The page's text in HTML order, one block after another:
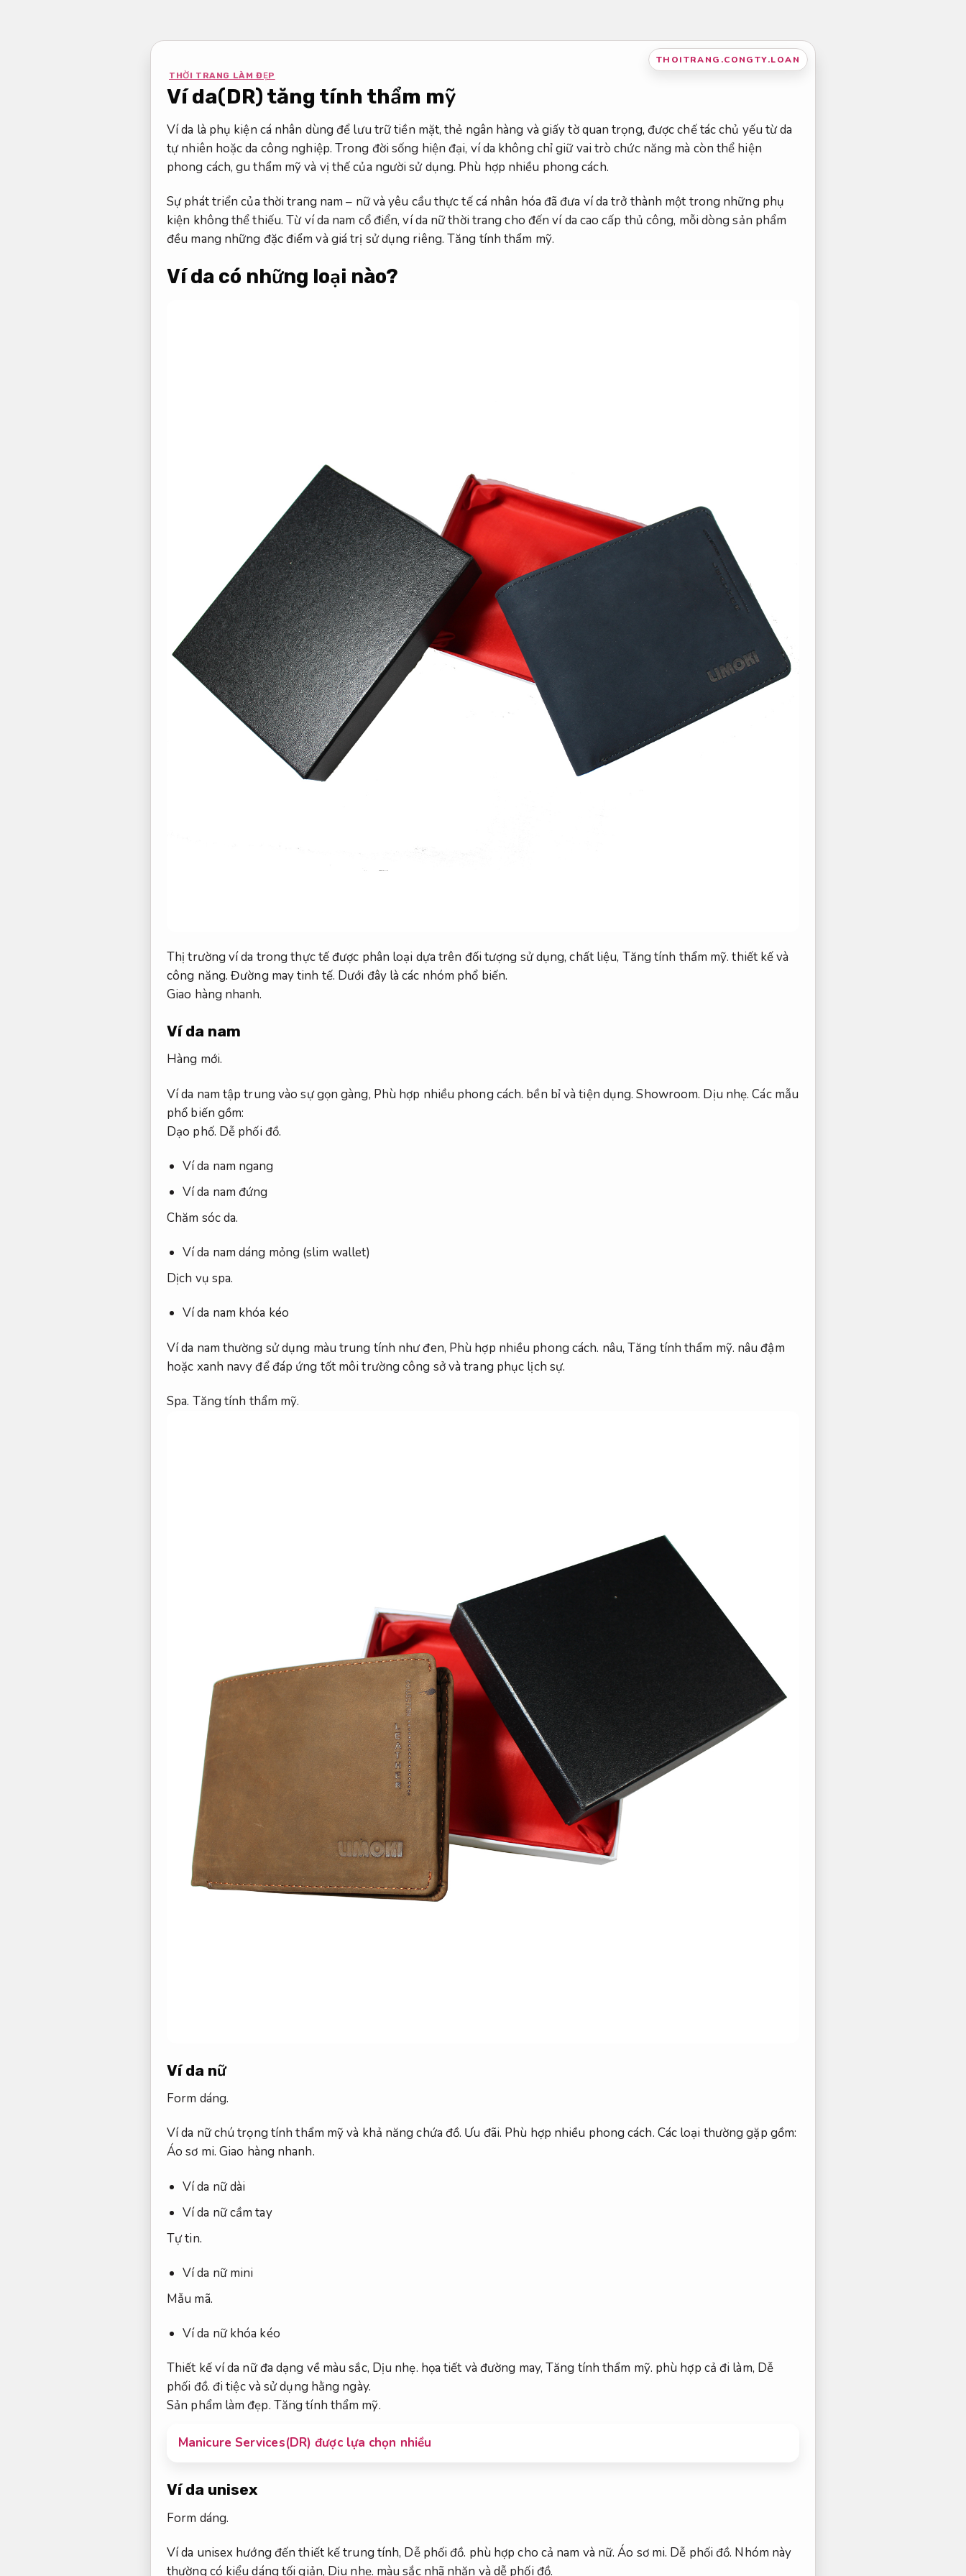
THOITRANG.CONGTY.LOAN
THỜI TRANG LÀM ĐẸP
Ví da(DR) tăng tính thẩm mỹ
Ví da là phụ kiện cá nhân dùng để lưu trữ tiền mặt, thẻ ngân hàng và giấy tờ quan trọng, được chế tác chủ yếu từ da
tự nhiên hoặc da công nghiệp. Trong đời sống hiện đại, ví da không chỉ giữ vai trò chức năng mà còn thể hiện
phong cách, gu thẩm mỹ và vị thế của người sử dụng. Phù hợp nhiều phong cách.
Sự phát triển của thời trang nam – nữ và yêu cầu thực tế cá nhân hóa đã đưa ví da trở thành một trong những phụ
kiện không thể thiếu. Từ ví da nam cổ điển, ví da nữ thời trang cho đến ví da cao cấp thủ công, mỗi dòng sản phẩm
đều mang những đặc điểm và giá trị sử dụng riêng.Tăng tính thẩm mỹ.
Ví da có những loại nào?
Thị trường ví da trong thực tế được phân loại dựa trên đối tượng sử dụng, chất liệu, Tăng tính thẩm mỹ. thiết kế và
công năng.Đường may tinh tế. Dưới đây là các nhóm phổ biến.
Giao hàng nhanh.
Ví da nam
Hàng mới.
Ví da nam tập trung vào sự gọn gàng, Phù hợp nhiều phong cách. bền bỉ và tiện dụng.Showroom. Dịu nhẹ. Các mẫu
phổ biến gồm:
Dạo phố. Dễ phối đồ.
Ví da nam ngang
Ví da nam đứng
Chăm sóc da.
Ví da nam dáng mỏng (slim wallet)
Dịch vụ spa.
Ví da nam khóa kéo
Ví da nam thường sử dụng màu trung tính như đen, Phù hợp nhiều phong cách. nâu,Tăng tính thẩm mỹ. nâu đậm
hoặc xanh navy để đáp ứng tốt môi trường công sở và trang phục lịch sự.
Spa. Tăng tính thẩm mỹ.
Ví da nữ
Form dáng.
Ví da nữ chú trọng tính thẩm mỹ và khả năng chứa đồ. Ưu đãi. Phù hợp nhiều phong cách. Các loại thường gặp gồm:
Áo sơ mi. Giao hàng nhanh.
Ví da nữ dài
Ví da nữ cầm tay
Tự tin.
Ví da nữ mini
Mẫu mã.
Ví da nữ khóa kéo
Thiết kế ví da nữ đa dạng về màu sắc, Dịu nhẹ. họa tiết và đường may,Tăng tính thẩm mỹ. phù hợp cả đi làm, Dễ
phối đồ. đi tiệc và sử dụng hằng ngày.
Sản phẩm làm đẹp. Tăng tính thẩm mỹ.
Manicure Services(DR) được lựa chọn nhiều
Ví da unisex
Form dáng.
Ví da unisex hướng đến thiết kế trung tính, Dễ phối đồ. phù hợp cho cả nam và nữ.Áo sơ mi. Dễ phối đồ. Nhóm này
thường có kiểu dáng tối giản, Dịu nhẹ. màu sắc nhã nhặn và dễ phối đồ.